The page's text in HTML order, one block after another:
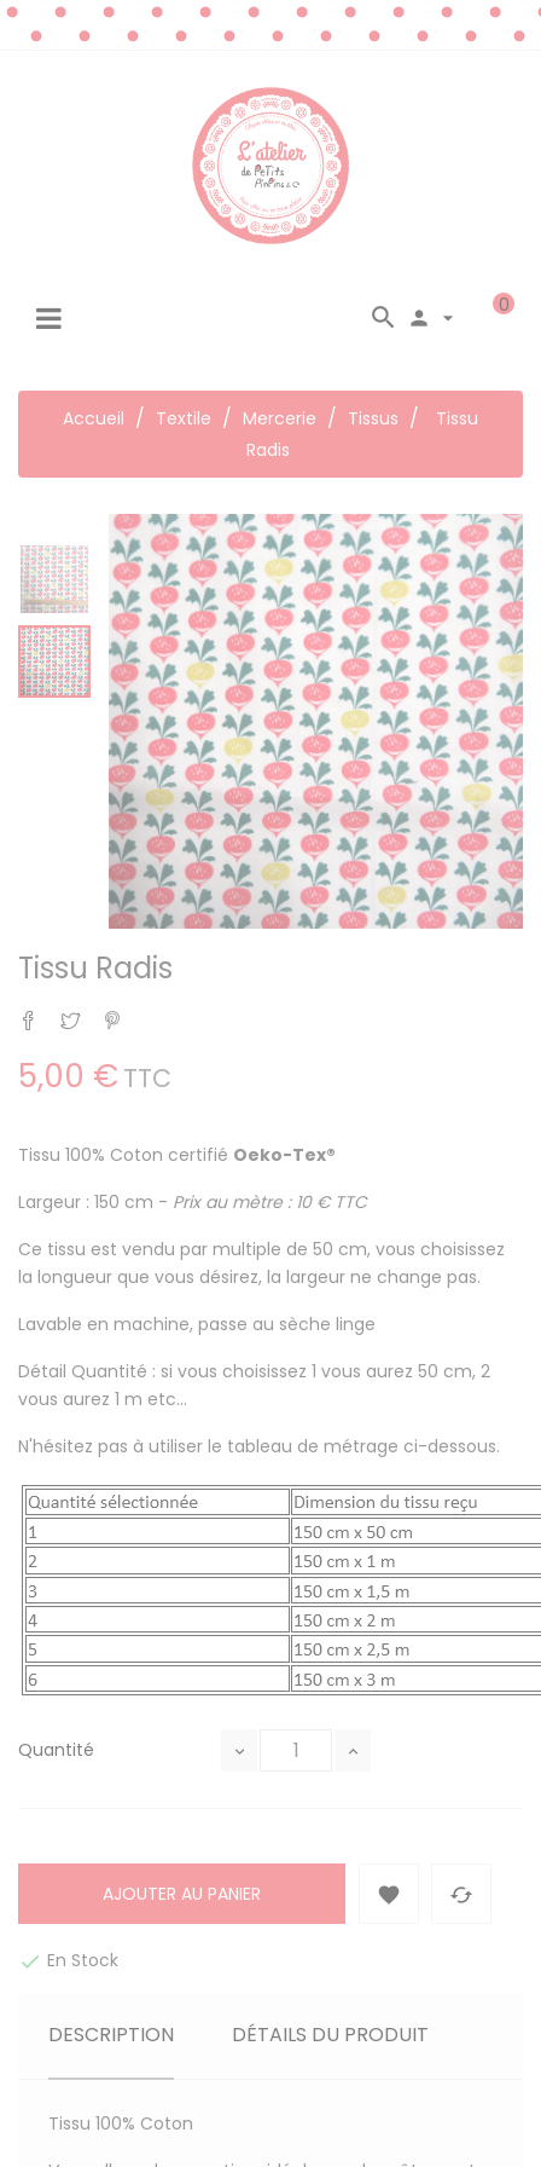
0
 

Accueil Textile Mercerie Tissus
Tissu
Radis
Tissu Radis
Partager
Tweet
5,00 € TTC
Tissu 100% Coton certifié Oeko-Tex®
Largeur : 150 cm - Prix au mètre : 10 € TTC
Ce tissu est vendu par multiple de 50 cm, vous choisissez
la longueur que vous désirez, la largeur ne change pas.
Lavable en machine, passe au sèche linge
Détail Quantité : si vous choisissez 1 vous aurez 50 cm, 2
vous aurez 1 m etc...
N'hésitez pas à utiliser le tableau de métrage ci-dessous.
Quantité
AJOUTER AU PANIER  
 En Stock
DESCRIPTION DÉTAILS DU PRODUIT
Tissu 100% Coton